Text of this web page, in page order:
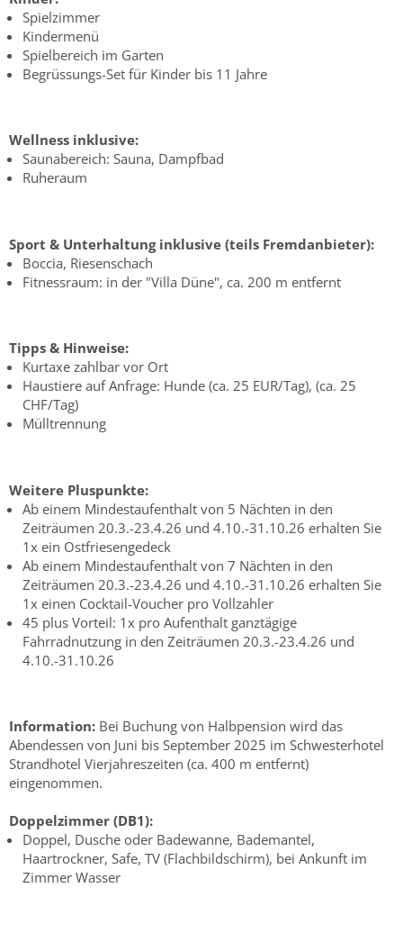
Spielzimmer
Kindermenü
Spielbereich im Garten
Begrüssungs-Set für Kinder bis 11 Jahre
Wellness inklusive:
Saunabereich: Sauna, Dampfbad
Ruheraum
Sport & Unterhaltung inklusive (teils Fremdanbieter):
Boccia, Riesenschach
Fitnessraum: in der "Villa Düne", ca. 200 m entfernt
Tipps & Hinweise:
Kurtaxe zahlbar vor Ort
Haustiere auf Anfrage: Hunde (ca. 25 EUR/Tag), (ca. 25
CHF/Tag)
Mülltrennung
Weitere Pluspunkte:
Ab einem Mindestaufenthalt von 5 Nächten in den
Zeiträumen 20.3.-23.4.26 und 4.10.-31.10.26 erhalten Sie
1x ein Ostfriesengedeck
Ab einem Mindestaufenthalt von 7 Nächten in den
Zeiträumen 20.3.-23.4.26 und 4.10.-31.10.26 erhalten Sie
1x einen Cocktail-Voucher pro Vollzahler
45 plus Vorteil: 1x pro Aufenthalt ganztägige
Fahrradnutzung in den Zeiträumen 20.3.-23.4.26 und
4.10.-31.10.26
Information: Bei Buchung von Halbpension wird das
Abendessen von Juni bis September 2025 im Schwesterhotel
Strandhotel Vierjahreszeiten (ca. 400 m entfernt)
eingenommen.
Doppelzimmer (DB1):
Doppel, Dusche oder Badewanne, Bademantel,
Haartrockner, Safe, TV (Flachbildschirm), bei Ankunft im
Zimmer Wasser